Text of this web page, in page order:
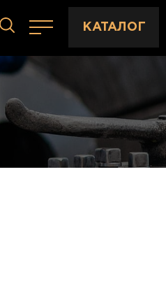
КАТАЛОГ